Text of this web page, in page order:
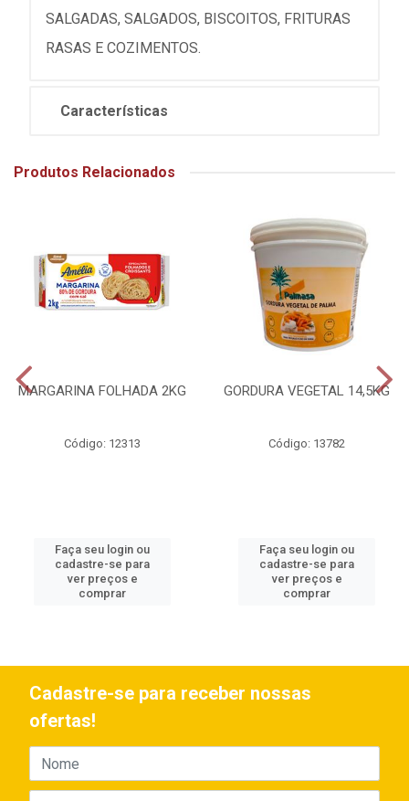
SALGADAS, SALGADOS, BISCOITOS, FRITURAS
RASAS E COZIMENTOS.
Características
Produtos Relacionados
MARGARINA FOLHADA 2KG
Código: 12313
Faça seu login ou
cadastre-se para
ver preços e
comprar
GORDURA VEGETAL 14,5KG
Código: 13782
Faça seu login ou
cadastre-se para
ver preços e
comprar
Cadastre-se para receber nossas
ofertas!